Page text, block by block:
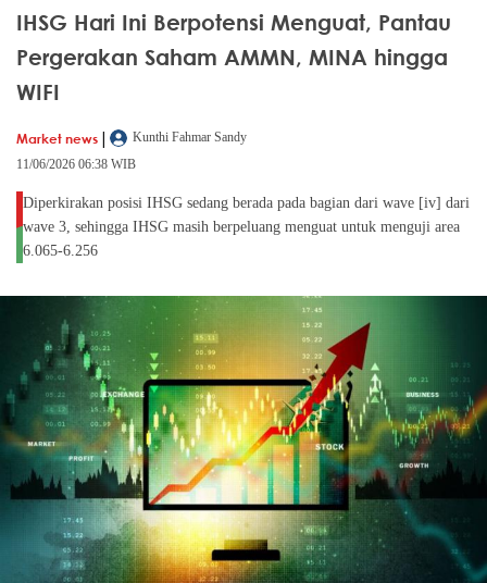
IHSG Hari Ini Berpotensi Menguat, Pantau
Pergerakan Saham AMMN, MINA hingga
WIFI
Market news |
Kunthi Fahmar Sandy
11/06/2026 06:38 WIB
Diperkirakan posisi IHSG sedang berada pada bagian dari wave [iv] dari
wave 3, sehingga IHSG masih berpeluang menguat untuk menguji area
6.065-6.256